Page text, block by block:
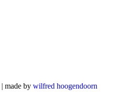
| made by wilfred hoogendoorn